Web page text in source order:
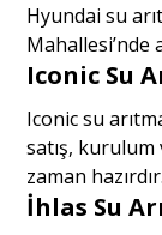
Hyundai su
Mahallesi’nde
Iconic Su
Iconic su
satış,
zaman hazırdır.
İhlas Su